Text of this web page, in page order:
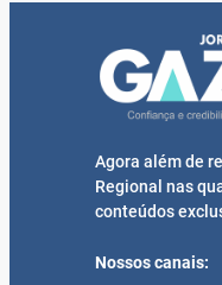
Agora além de
Regional nas
conteúdos
Nossos canais: